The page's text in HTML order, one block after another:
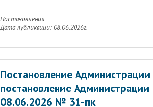
Постановления
Дата публикации: 08.06.2026г.
Постановление
постановление
08.06.2026 № 31-пк